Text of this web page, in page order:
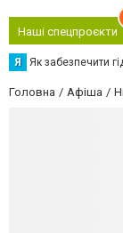
Наші спецпроєкти
Я Як забезпечити
Головна Афіша